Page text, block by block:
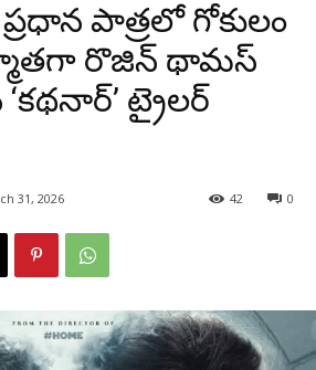
ప్రధాన పాత్రలో గోకులం
రొజిన్ థామస్
ట్రైలర్
31, 2026 0
42